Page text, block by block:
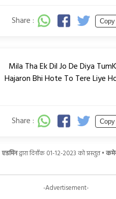
Share : Copy
Mila Tha Ek Dil Jo De Diya
Hajaron Bhi Hote To Tere Liye
Share : Copy
एडमिनद्वारा दिनाँक 01-12-2023 को प्रस्तुत •
-Advertisement-